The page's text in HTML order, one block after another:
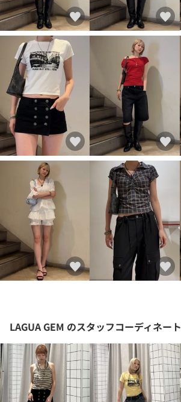
LAGUA GEM のスタッフコーディネート